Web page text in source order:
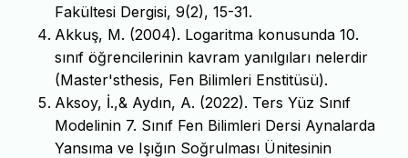
Fakültesi Dergisi, 9(2), 15-31.
Akkuş, M. (2004). Logaritma konusunda 10.
sınıf öğrencilerinin kavram yanılgıları nelerdir
(Master'sthesis, Fen Bilimleri Enstitüsü).
Aksoy, İ.,& Aydın, A. (2022). Ters Yüz Sınıf
Modelinin 7. Sınıf Fen Bilimleri Dersi Aynalarda
Yansıma ve Işığın Soğrulması Ünitesinin